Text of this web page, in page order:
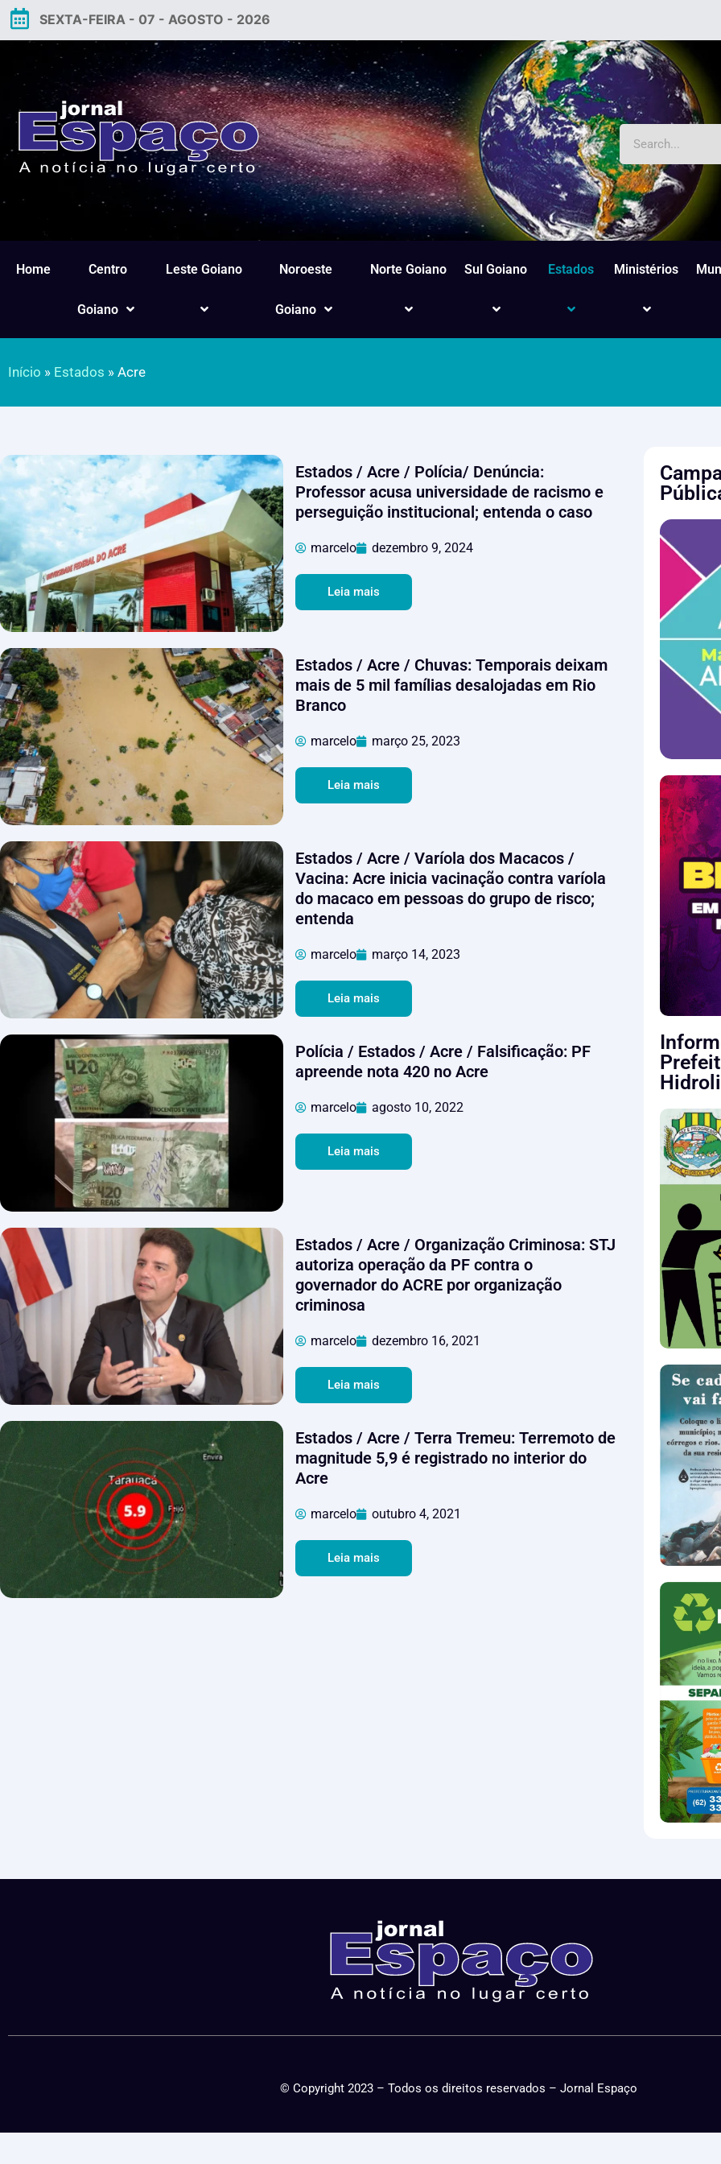
SEXTA-FEIRA - 07 - AGOSTO - 2026
Home Centro
Goiano
Leste Goiano Noroeste
Goiano
Norte Goiano Sul Goiano Estados Ministérios
Início » Estados » Acre
Estados / Acre / Polícia/ Denúncia:
Professor acusa universidade de racismo e
perseguição institucional; entenda o caso
marcelo dezembro 9, 2024
Leia mais
Estados / Acre / Chuvas: Temporais deixam
mais de 5 mil famílias desalojadas em Rio
Branco
marcelo março 25, 2023
Leia mais
Estados / Acre / Varíola dos Macacos /
Vacina: Acre inicia vacinação contra varíola
do macaco em pessoas do grupo de risco;
entenda
marcelo março 14, 2023
Leia mais
Polícia / Estados / Acre / Falsificação: PF
apreende nota 420 no Acre
marcelo agosto 10, 2022
Leia mais
Estados / Acre / Organização Criminosa: STJ
autoriza operação da PF contra o
governador do ACRE por organização
criminosa
marcelo dezembro 16, 2021
Leia mais
Estados / Acre / Terra Tremeu: Terremoto de
magnitude 5,9 é registrado no interior do
Acre
marcelo outubro 4, 2021
Leia mais
© Copyright 2023 – Todos os direitos reservados – Jornal Espaço